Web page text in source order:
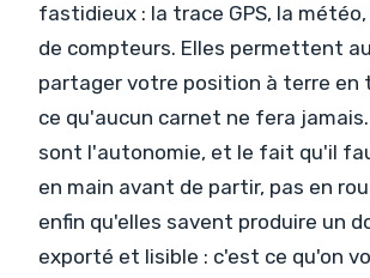
fastidieux : la trace GPS, la
de compteurs. Elles permettent
partager votre position à terre en
ce qu'aucun carnet ne fera
sont l'autonomie, et le fait qu'il
en main avant de partir, pas en
enfin qu'elles savent produire un
exporté et lisible : c'est ce qu'on